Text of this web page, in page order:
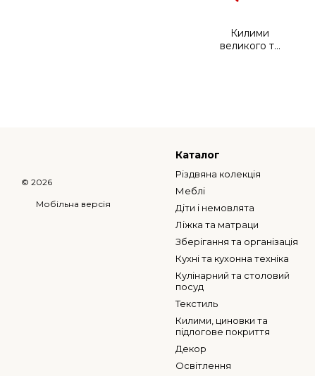
Килими
великого та
© 2026
Мобільна версія
Каталог
Різдвяна колекція
Меблі
Діти і немовлята
Ліжка та матраци
Зберігання та організація
Кухні та кухонна техніка
Кулінарний та столовий
посуд
Текстиль
Килими, циновки та
підлогове покриття
Декор
Освітлення